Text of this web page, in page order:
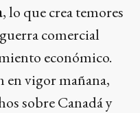
, lo que crea temores
comercial
económico.
en vigor mañana,
sobre Canadá y